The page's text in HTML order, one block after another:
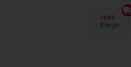
Hızlı
Kargo